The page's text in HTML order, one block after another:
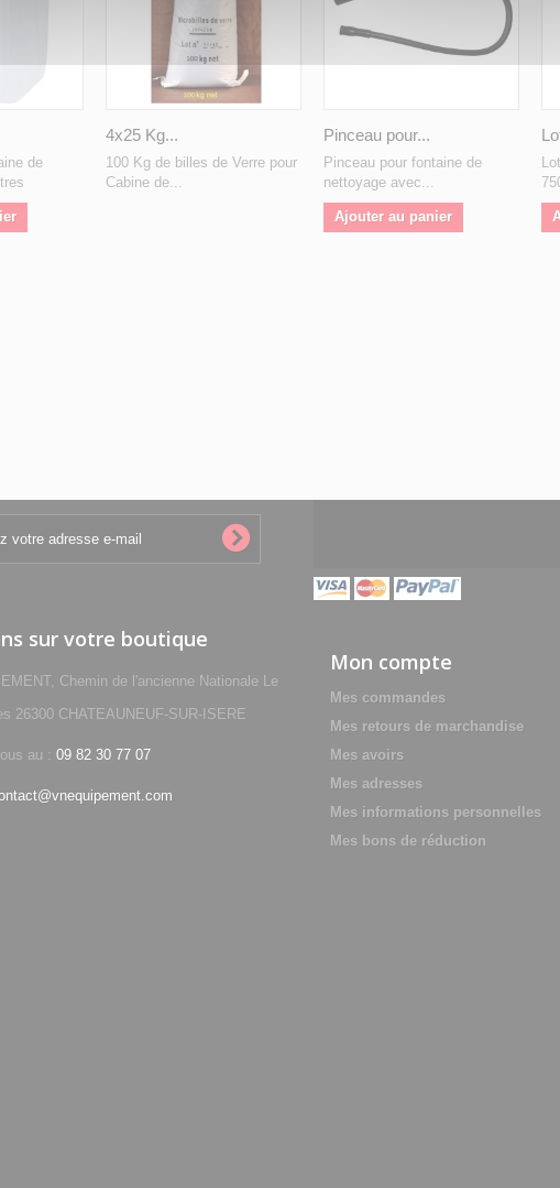
de
4x25 Kg...
100 Kg de billes de Verre pour
Cabine de...
Pinceau pour...
Pinceau pour fontaine de
nettoyage avec...
Ajouter au panier
sur votre boutique
Chemin de l'ancienne Nationale Le
26300 CHATEAUNEUF-SUR-ISERE
au : 09 82 30 77 07
Mon compte
Mes commandes
Mes retours de marchandise
Mes avoirs
Mes adresses
Mes informations personnelles
Mes bons de réduction